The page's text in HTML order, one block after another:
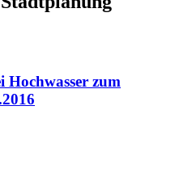
Hochwasser zum